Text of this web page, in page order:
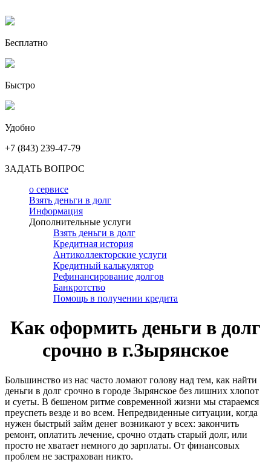
Бесплатно
Быстро
Удобно
+7 (843) 239-47-79
ЗАДАТЬ ВОПРОС
о сервисе
Взять деньги в долг
Информация
Дополнительные услуги
Взять деньги в долг
Кредитная история
Антиколлекторские услуги
Кредитный калькулятор
Рефинансирование долгов
Банкротство
Помощь в получении кредита
Как оформить деньги в долг
срочно в г.Зырянское
Большинство из нас часто ломают голову над тем, как найти
деньги в долг срочно в городе Зырянское без лишних хлопот
и суеты. В бешеном ритме современной жизни мы стараемся
преуспеть везде и во всем. Непредвиденные ситуации, когда
нужен быстрый займ денег возникают у всех: закончить
ремонт, оплатить лечение, срочно отдать старый долг, или
просто не хватает немного до зарплаты. От финансовых
проблем не застрахован никто.